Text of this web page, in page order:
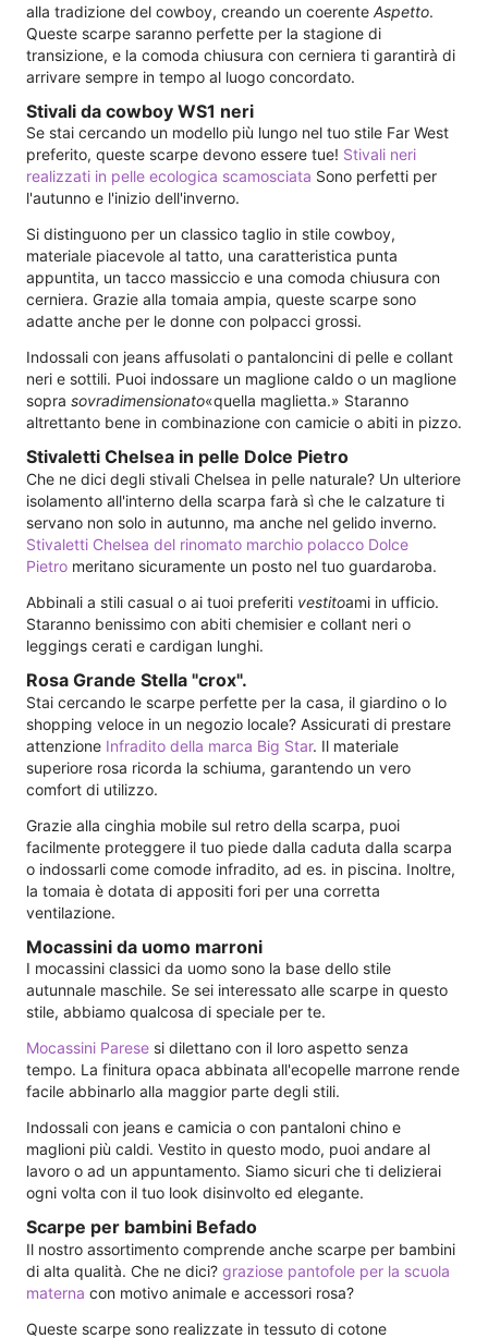
alla tradizione del cowboy, creando un coerente Aspetto.
Queste scarpe saranno perfette per la stagione di
transizione, e la comoda chiusura con cerniera ti garantirà di
arrivare sempre in tempo al luogo concordato.
Stivali da cowboy WS1 neri
Se stai cercando un modello più lungo nel tuo stile Far West
preferito, queste scarpe devono essere tue! Stivali neri
realizzati in pelle ecologica scamosciata Sono perfetti per
l'autunno e l'inizio dell'inverno.
Si distinguono per un classico taglio in stile cowboy,
materiale piacevole al tatto, una caratteristica punta
appuntita, un tacco massiccio e una comoda chiusura con
cerniera. Grazie alla tomaia ampia, queste scarpe sono
adatte anche per le donne con polpacci grossi.
Indossali con jeans affusolati o pantaloncini di pelle e collant
neri e sottili. Puoi indossare un maglione caldo o un maglione
sopra sovradimensionato«quella maglietta.» Staranno
altrettanto bene in combinazione con camicie o abiti in pizzo.
Stivaletti Chelsea in pelle Dolce Pietro
Che ne dici degli stivali Chelsea in pelle naturale? Un ulteriore
isolamento all'interno della scarpa farà sì che le calzature ti
servano non solo in autunno, ma anche nel gelido inverno.
Stivaletti Chelsea del rinomato marchio polacco Dolce
Pietro meritano sicuramente un posto nel tuo guardaroba.
Abbinali a stili casual o ai tuoi preferiti vestitoami in ufficio.
Staranno benissimo con abiti chemisier e collant neri o
leggings cerati e cardigan lunghi.
Rosa Grande Stella "crox".
Stai cercando le scarpe perfette per la casa, il giardino o lo
shopping veloce in un negozio locale? Assicurati di prestare
attenzione Infradito della marca Big Star. Il materiale
superiore rosa ricorda la schiuma, garantendo un vero
comfort di utilizzo.
Grazie alla cinghia mobile sul retro della scarpa, puoi
facilmente proteggere il tuo piede dalla caduta dalla scarpa
o indossarli come comode infradito, ad es. in piscina. Inoltre,
la tomaia è dotata di appositi fori per una corretta
ventilazione.
Mocassini da uomo marroni
I mocassini classici da uomo sono la base dello stile
autunnale maschile. Se sei interessato alle scarpe in questo
stile, abbiamo qualcosa di speciale per te.
Mocassini Parese si dilettano con il loro aspetto senza
tempo. La finitura opaca abbinata all'ecopelle marrone rende
facile abbinarlo alla maggior parte degli stili.
Indossali con jeans e camicia o con pantaloni chino e
maglioni più caldi. Vestito in questo modo, puoi andare al
lavoro o ad un appuntamento. Siamo sicuri che ti delizierai
ogni volta con il tuo look disinvolto ed elegante.
Scarpe per bambini Befado
Il nostro assortimento comprende anche scarpe per bambini
di alta qualità. Che ne dici? graziose pantofole per la scuola
materna con motivo animale e accessori rosa?
Queste scarpe sono realizzate in tessuto di cotone